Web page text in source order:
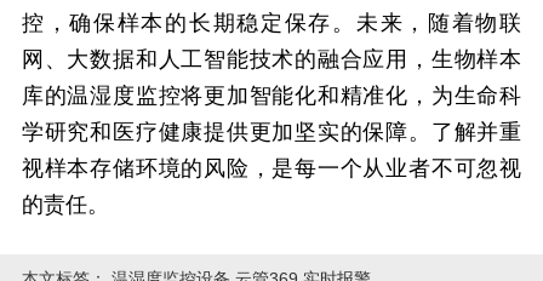
控，确保样本的长期稳定保存。未来，随着物联
网、大数据和人工智能技术的融合应用，生物样本
库的温湿度监控将更加智能化和精准化，为生命科
学研究和医疗健康提供更加坚实的保障。了解并重
视样本存储环境的风险，是每一个从业者不可忽视
的责任。